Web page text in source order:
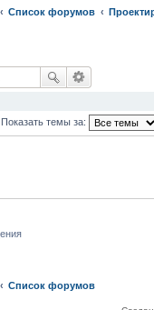
Список форумов
Показать темы за:
Список форумов